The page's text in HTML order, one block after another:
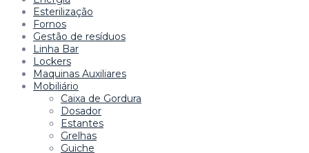
Esterilização
Fornos
Gestão de resíduos
Linha Bar
Lockers
Maquinas Auxiliares
Mobiliário
Caixa de Gordura
Dosador
Estantes
Grelhas
Guiche